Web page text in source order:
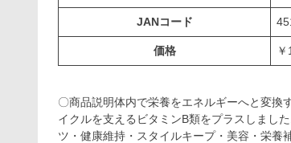
JANコード
価格
〇商品説明体内で栄養をエネルギーへと変換
イクルを支えるビタミンB類をプラスしまし
ツ・健康維持・スタイルキープ・美容・栄養